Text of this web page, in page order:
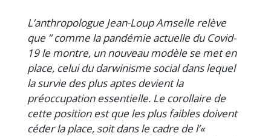
L’anthropologue Jean-Loup Amselle relève
que ” comme la pandémie actuelle du Covid-
19 le montre, un nouveau modèle se met en
place, celui du darwinisme social dans lequel
la survie des plus aptes devient la
préoccupation essentielle. Le corollaire de
cette position est que les plus faibles doivent
céder la place, soit dans le cadre de l’«